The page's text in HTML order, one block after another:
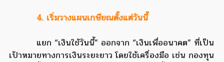
4. เริ่มวางแผนเกษียณตั้งแต่วันนี้
แยก “เงินใช้วันนี้” ออกจาก “เงินเพื่ออนาคต” ที่เป็น
เป้าหมายทางการเงินระยะยาว โดยใช้เครื่องมือ เช่น กองทุน